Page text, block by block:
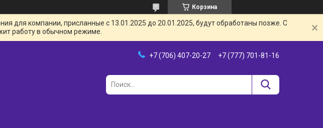
Корзина
для компании, присланные с 13.01.2025 до 20.01.2025, будут обработаны позже. С
работу в обычном режиме.
+7 (706) 407-20-27 +7 (777) 701-81-16